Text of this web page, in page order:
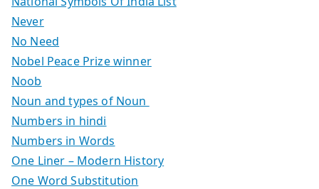
Never
No Need
Nobel Peace Prize winner
Noob
Noun and types of Noun
Numbers in hindi
Numbers in Words
One Liner – Modern History
One Word Substitution